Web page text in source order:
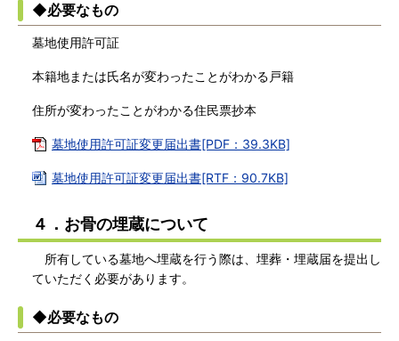
◆必要なもの
墓地使用許可証
本籍地または氏名が変わったことがわかる戸籍
住所が変わったことがわかる住民票抄本
墓地使用許可証変更届出書[PDF：39.3KB]
墓地使用許可証変更届出書[RTF：90.7KB]
４．お骨の埋蔵について
所有している墓地へ埋蔵を行う際は、埋葬・埋蔵届を提出し
ていただく必要があります。
◆必要なもの